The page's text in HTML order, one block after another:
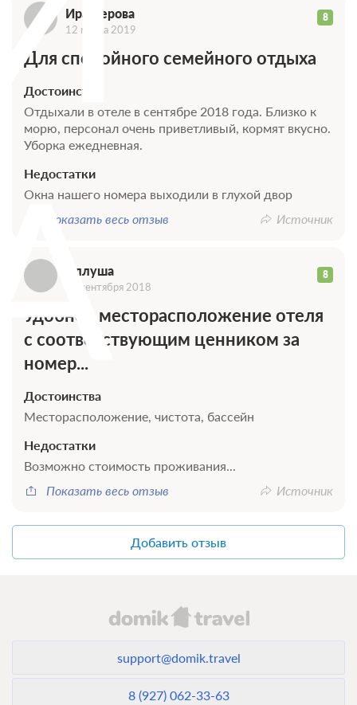
Ира Черова 8
12 марта 2019
Для спокойного семейного отдыха
Достоинства
Отдыхали в отеле в сентябре 2018 года. Близко к
морю, персонал очень приветливый, кормят вкусно.
Уборка ежедневная.
Недостатки
Окна нашего номера выходили в глухой двор
Показать весь отзыв
Источник
Аллуша 8
13 сентября 2018
Удобное месторасположение отеля
с соответствующим ценником за
номер...
Достоинства
Месторасположение, чистота, бассейн
Недостатки
Возможно стоимость проживания...
Показать весь отзыв
Источник
Добавить отзыв
support@domik.travel
8 (927) 062-33-63